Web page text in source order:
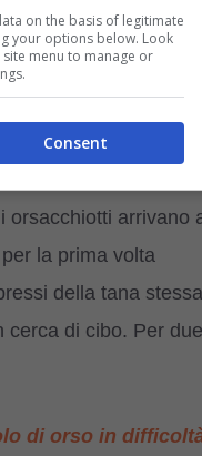
libero dopo
e misurano dai 2,4
non hanno il pelo
orsacchiotti arrivano
la prima volta
della tana stessa
cerca di cibo. Per due
di orso in
on the basis of legitimate
your options below. Look
menu to manage or
Consent